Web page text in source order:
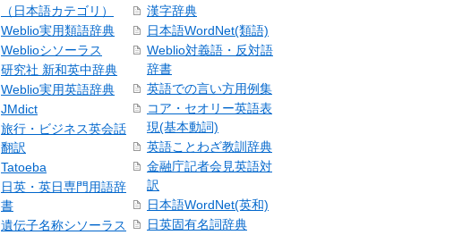
（日本語カテゴリ）
Weblio実用類語辞典
Weblioシソーラス
研究社 新和英中辞典
Weblio実用英語辞典
JMdict
旅行・ビジネス英会話
翻訳
Tatoeba
日英・英日専門用語辞
書
遺伝子名称シソーラス
漢字辞典
日本語WordNet(類語)
Weblio対義語・反対語
辞書
英語での言い方用例集
コア・セオリー英語表
現(基本動詞)
英語ことわざ教訓辞典
金融庁記者会見英語対
訳
日本語WordNet(英和)
日英固有名詞辞典